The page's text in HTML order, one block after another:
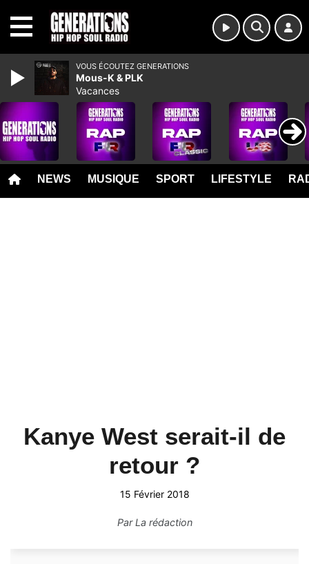
NEWS MUSIQUE SPORT LIFESTYLE
Kanye West serait-il de
retour ?
15 Février 2018
ParLa rédaction
VOUS ÉCOUTEZ GENERATIONS
Mous-K & PLK
Vacances